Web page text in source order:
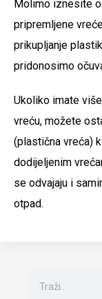
Molimo iznesite
pripremljene
prikupljanje
pridonosimo
Ukoliko imate
vreću, možete
(plastična vreća)
dodijeljenim
se odvajaju i
otpad.